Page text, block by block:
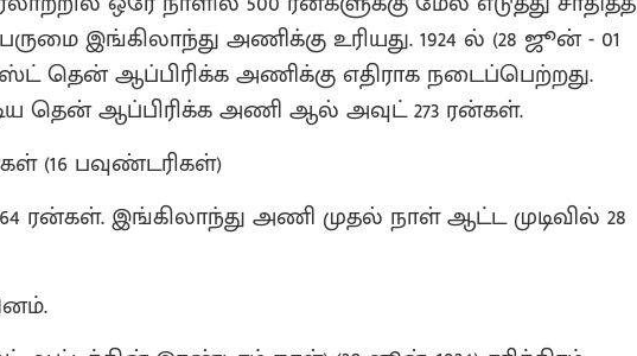
இங்கிலாந்து அணிக்கு உரியது. 1924 ல் (28 ஜூன் - 01
தென் ஆப்பிரிக்க அணிக்கு எதிராக நடைப்பெற்றது.
தென் ஆப்பிரிக்க அணி ஆல் அவுட் 273 ரன்கள்.
(16 பவுண்டரிகள்)
ரன்கள். இங்கிலாந்து அணி முதல் நாள் ஆட்ட முடிவில் 28